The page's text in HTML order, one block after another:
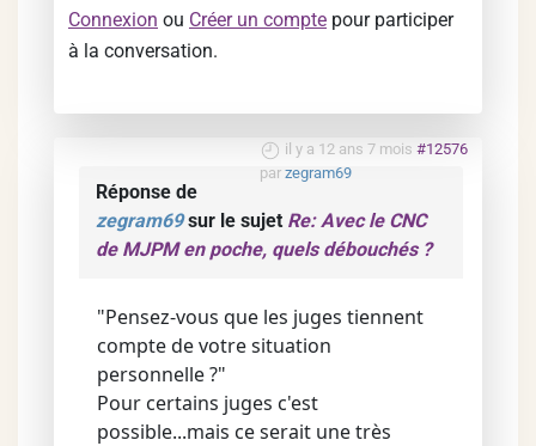
Connexion ou Créer un compte pour participer
à la conversation.
il y a 12 ans 7 mois #12576
par zegram69
Réponse de
zegram69sur le sujet Re: Avec le CNC
de MJPM en poche, quels débouchés ?
"Pensez-vous que les juges tiennent
compte de votre situation
personnelle ?"
Pour certains juges c'est
possible...mais ce serait une très